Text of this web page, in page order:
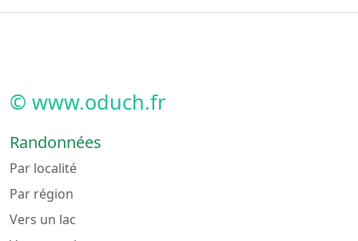
© www.oduch.fr
Randonnées
Par localité
Par région
Vers un lac